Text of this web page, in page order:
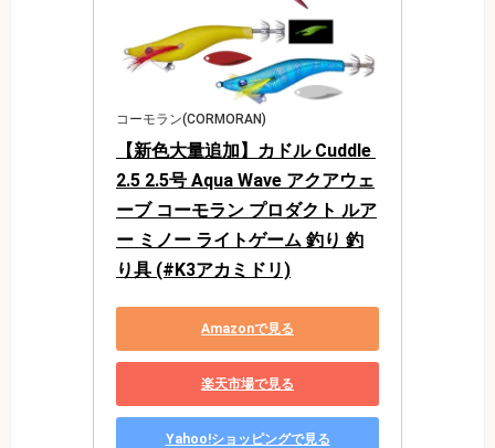
コーモラン(CORMORAN)
【新色大量追加】カドル Cuddle
2.5 2.5号 Aqua Wave アクアウェ
ーブ コーモラン プロダクト ルア
ー ミノー ライトゲーム 釣り 釣
り具 (#K3アカミドリ)
Amazonで見る
楽天市場で見る
Yahoo!ショッピングで見る